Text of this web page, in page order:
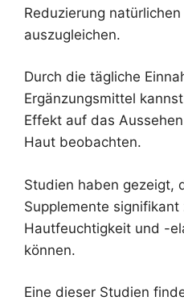
Reduzierung natürlichen
auszugleichen.
Durch die tägliche
Ergänzungsmittel
Effekt auf das
Haut beobachten.
Studien haben gezeigt,
Supplemente
Hautfeuchtigkeit und -
können.
Eine dieser Studien